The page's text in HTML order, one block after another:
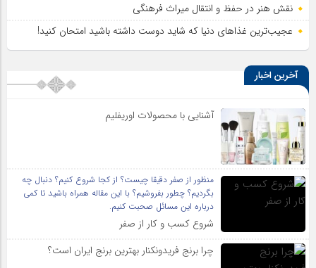
نقش هنر در حفظ و انتقال میراث فرهنگی
عجیب‌ترین غذاهای دنیا که شاید دوست داشته باشید امتحان کنید!
آخرین اخبار
آشنایی با محصولات اوریفلیم
منظور از صفر دقیقا چیست؟ از کجا شروع کنیم؟ دنبال چه
بگردیم؟ چطور بفروشیم؟ با این مقاله همراه باشید تا کمی
درباره این مسائل صحبت کنیم.
شروع کسب و کار از صفر
چرا برنج فریدونکنار بهترین برنج ایران است؟